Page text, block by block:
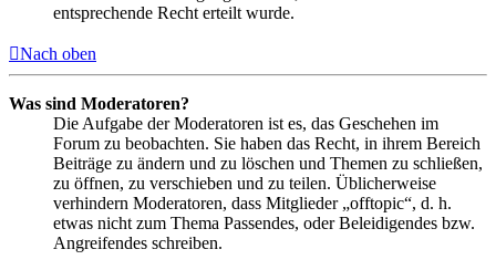
entsprechende Recht erteilt wurde.
Nach oben
Was sind Moderatoren?
Die Aufgabe der Moderatoren ist es, das Geschehen im
Forum zu beobachten. Sie haben das Recht, in ihrem Bereich
Beiträge zu ändern und zu löschen und Themen zu schließen,
zu öffnen, zu verschieben und zu teilen. Üblicherweise
verhindern Moderatoren, dass Mitglieder „offtopic“, d. h.
etwas nicht zum Thema Passendes, oder Beleidigendes bzw.
Angreifendes schreiben.